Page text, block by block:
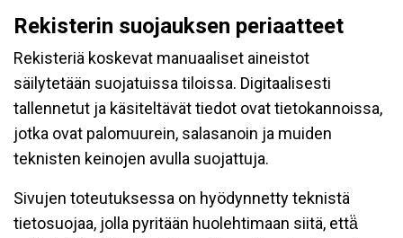
Rekisterin suojauksen periaatteet
Rekisteriä koskevat manuaaliset aineistot
säilytetään suojatuissa tiloissa. Digitaalisesti
tallennetut ja käsiteltävät tiedot ovat tietokannoissa,
jotka ovat palomuurein, salasanoin ja muiden
teknisten keinojen avulla suojattuja.
Sivujen toteutuksessa on hyödynnetty teknistä
tietosuojaa, jolla pyritään huolehtimaan siitä, että̈